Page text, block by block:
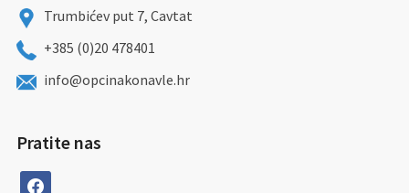
Trumbićev put 7, Cavtat
+385 (0)20 478401
info@opcinakonavle.hr
Pratite nas
facebook